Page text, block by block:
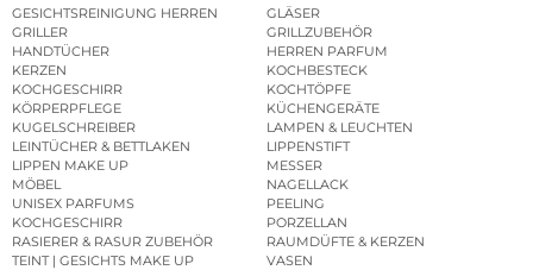
GESICHTSREINIGUNG HERREN
GLÄSER
GRILLER
GRILLZUBEHÖR
HANDTÜCHER
HERREN PARFUM
KERZEN
KOCHBESTECK
KOCHGESCHIRR
KOCHTÖPFE
KÖRPERPFLEGE
KÜCHENGERÄTE
KUGELSCHREIBER
LAMPEN & LEUCHTEN
LEINTÜCHER & BETTLAKEN
LIPPENSTIFT
LIPPEN MAKE UP
MESSER
MÖBEL
NAGELLACK
UNISEX PARFUMS
PEELING
KOCHGESCHIRR
PORZELLAN
RASIERER & RASUR ZUBEHÖR
RAUMDÜFTE & KERZEN
TEINT | GESICHTS MAKE UP
VASEN